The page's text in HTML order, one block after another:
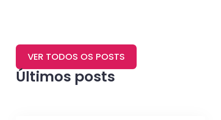
Últimos posts
VER TODOS OS POSTS